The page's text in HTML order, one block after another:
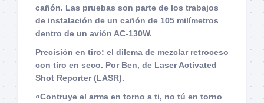
cañón. Las pruebas son parte de los trabajos
de instalación de un cañón de 105 milímetros
dentro de un avión AC-130W.
Precisión en tiro: el dilema de mezclar retroceso
con tiro en seco. Por Ben, de Laser Activated
Shot Reporter (LASR).
«Contruye el arma en torno a ti, no tú en torno